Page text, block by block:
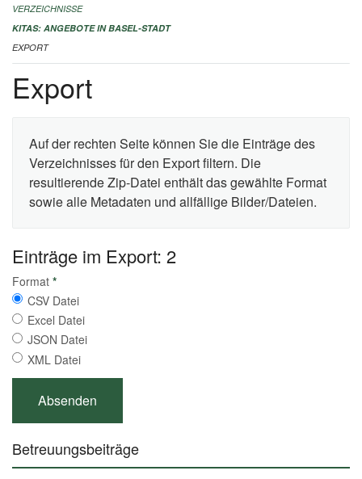
IMPRESSUM
VERZEICHNISSE
KITAS: ANGEBOTE IN BASEL-STADT
EXPORT
Export
Auf der rechten Seite können Sie die Einträge des
Verzeichnisses für den Export filtern. Die
resultierende Zip-Datei enthält das gewählte Format
sowie alle Metadaten und allfällige Bilder/Dateien.
Einträge im Export: 2
Format *
CSV Datei
Excel Datei
JSON Datei
XML Datei
Betreuungsbeiträge